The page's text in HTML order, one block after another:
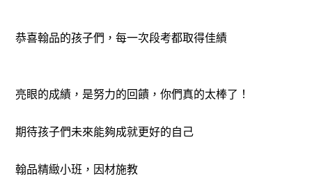
恭喜翰品的孩子們，每一次段考都取得佳績
亮眼的成績，是努力的回饋，你們真的太棒了！
期待孩子們未來能夠成就更好的自己
翰品精緻小班，因材施教